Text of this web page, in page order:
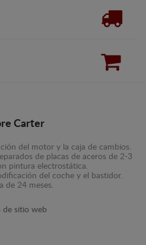
Carter
del motor y la caja de cambios.
de placas de aceros de 2-3
pintura electrostática.
del coche y el bastidor.
de 24 meses.
de sitio web